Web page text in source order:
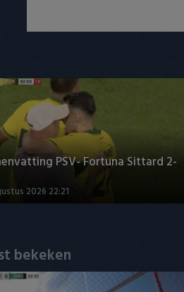
PSV- Fortuna Sittard 2-
2026 22:21
bekeken